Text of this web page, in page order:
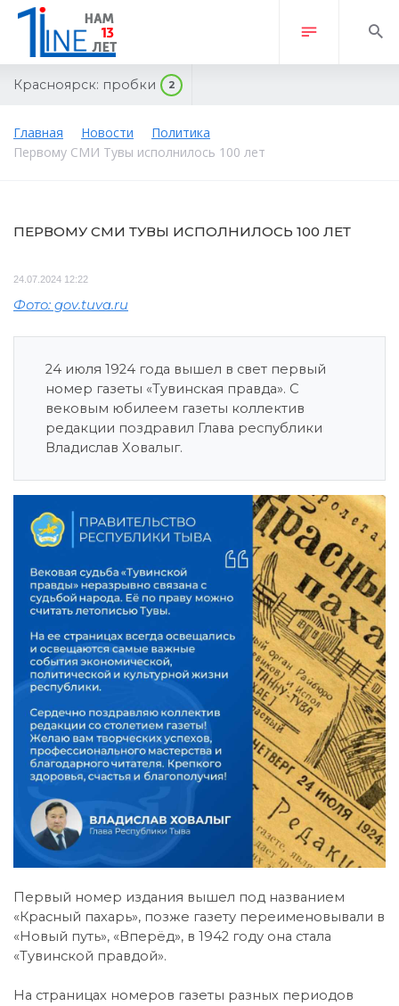
Красноярск: пробки 2
Главная Новости
Политика
Первому СМИ Тувы исполнилось 100 лет
ПЕРВОМУ СМИ ТУВЫ ИСПОЛНИЛОСЬ 100 ЛЕТ
24.07.2024 12:22
Фото: gov.tuva.ru
24 июля 1924 года вышел в свет первый
номер газеты «Тувинская правда». С
вековым юбилеем газеты коллектив
редакции поздравил Глава республики
Владислав Ховалыг.
Первый номер издания вышел под названием
«Красный пахарь», позже газету переименовывали в
«Новый путь», «Вперёд», в 1942 году она стала
«Тувинской правдой».
На страницах номеров газеты разных периодов